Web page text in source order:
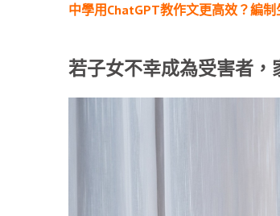
中學用ChatGPT教作文更高效？編
若子女不幸成為受害者，